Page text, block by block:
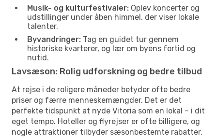
Musik- og kulturfestivaler: Oplev koncerter og
udstillinger under åben himmel, der viser lokale
talenter.
Byvandringer: Tag en guidet tur gennem
historiske kvarterer, og lær om byens fortid og
nutid.
Lavsæson: Rolig udforskning og bedre tilbud
At rejse i de roligere måneder betyder ofte bedre
priser og færre menneskemængder. Det er det
perfekte tidspunkt at nyde Vitoria som en lokal – i dit
eget tempo. Hoteller og flyrejser er ofte billigere, og
nogle attraktioner tilbyder sæsonbestemte rabatter.